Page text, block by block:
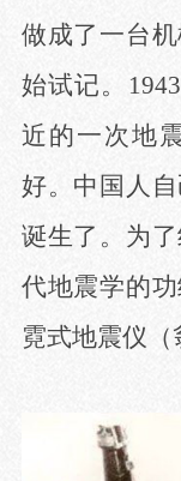
做成了一台
始试记。
近的一次地
好。中国人
诞生了。为
代地震学的
霓式地震仪（